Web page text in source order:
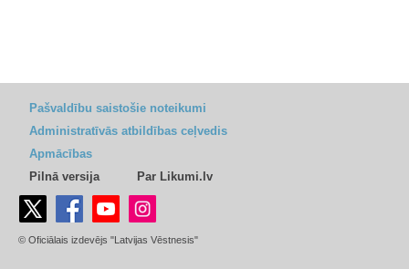
Pašvaldību saistošie noteikumi
Administratīvās atbildības ceļvedis
Apmācības
Pilnā versija
Par Likumi.lv
© Oficiālais izdevējs "Latvijas Vēstnesis"